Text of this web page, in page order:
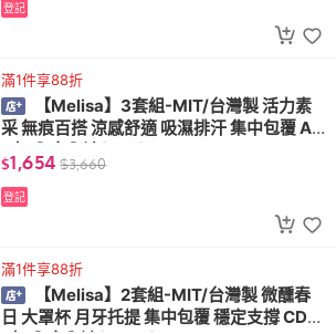
登記
滿1件享88折
【Melisa】3套組-MIT/台灣製 活力素
采 無痕百搭 涼感舒適 吸濕排汗 集中包覆 AB
C杯 內衣內褲(S03)
$1,654 $3,660
登記
滿1件享88折
【Melisa】2套組-MIT/台灣製 微醺春
日 大罩杯 月牙托提 集中包覆 穩定支撐 CDE